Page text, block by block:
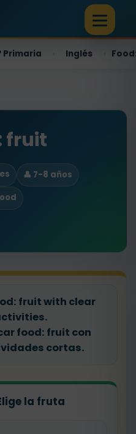
Primaria Inglés
fruit
👤 7-8 años
fruit with clear
food: fruit con
cortas.
la fruta